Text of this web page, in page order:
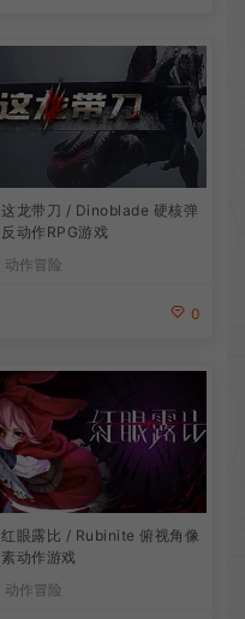
这龙带刀 / Dinoblade 硬核弹
反动作RPG游戏
动作冒险
0
红眼露比 / Rubinite 俯视角像
素动作游戏
动作冒险